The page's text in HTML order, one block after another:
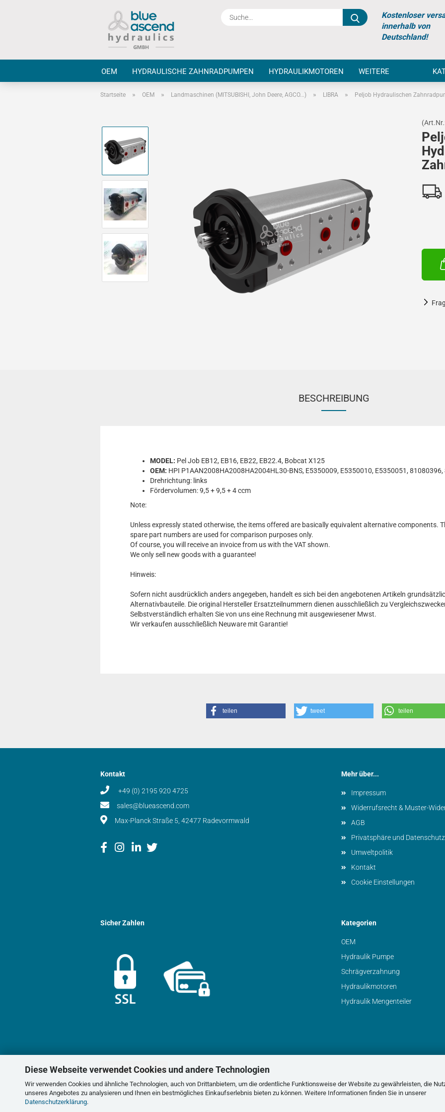
Diese Webseite verwendet Cookies und andere Technologien
Wir verwenden Cookies und ähnliche Technologien, auch von Drittanbietern, um die ordentliche Funktionsweise der Website zu gewährleisten, die
unseres Angebotes zu analysieren und Ihnen ein bestmögliches Einkaufserlebnis bieten zu können. Weitere Informationen finden Sie in unserer
Datenschutzerklärung.
Suche...Kostenloser
innerhalb von
Deutschland!
OEM HYDRAULISCHE ZAHNRADPUMPEN HYDRAULIKMOTOREN WEITERE
Startseite » OEM » Landmaschinen (MITSUBISHI, John Deere, AGCO...) » LIBRA » Peljob Hydraulischen
BESCHREIBUNG
MODEL: Pel Job EB12, EB16, EB22, EB22.4, Bobcat X125
OEM: HPI P1AAN2008HA2008HA2004HL30-BNS, E5350009, E5350010, E5350051, 81080396,
Drehrichtung: links
Fördervolumen: 9,5 + 9,5 + 4 ccm
Note:
Unless expressly stated otherwise, the items offered are basically equivalent alternative components.
spare part numbers are used for comparison purposes only.
Of course, you will receive an invoice from us with the VAT shown.
We only sell new goods with a guarantee!
Hinweis:
Sofern nicht ausdrücklich anders angegeben, handelt es sich bei den angebotenen Artikeln
Alternativbauteile. Die original Hersteller Ersatzteilnummern dienen ausschließlich zu
Selbstverständlich erhalten Sie von uns eine Rechnung mit ausgewiesener Mwst.
Wir verkaufen ausschließlich Neuware mit Garantie!
teilen tweet teilen
Kontakt
+49 (0) 2195 920 4725
sales@blueascend.com
Max-Planck Straße 5, 42477 Radevormwald
Mehr über...
Impressum
Widerrufsrecht & Muster-
AGB
Privatsphäre und Datenschutz
Umweltpolitik
Kontakt
Cookie Einstellungen
Sicher Zahlen Kategorien
OEM
Hydraulik Pumpe
Schrägverzahnung
Hydraulikmotoren
Hydraulik Mengenteiler
Vertrag widerrufen
Webshop erstellen mit Gambio.de © 2026